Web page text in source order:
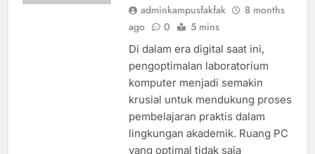
adminkampusfakfak
8 months
ago
0 5 mins
Di dalam era digital saat ini,
pengoptimalan laboratorium
komputer menjadi semakin
krusial untuk mendukung proses
pembelajaran praktis dalam
lingkungan akademik. Ruang PC
yang optimal tidak saja